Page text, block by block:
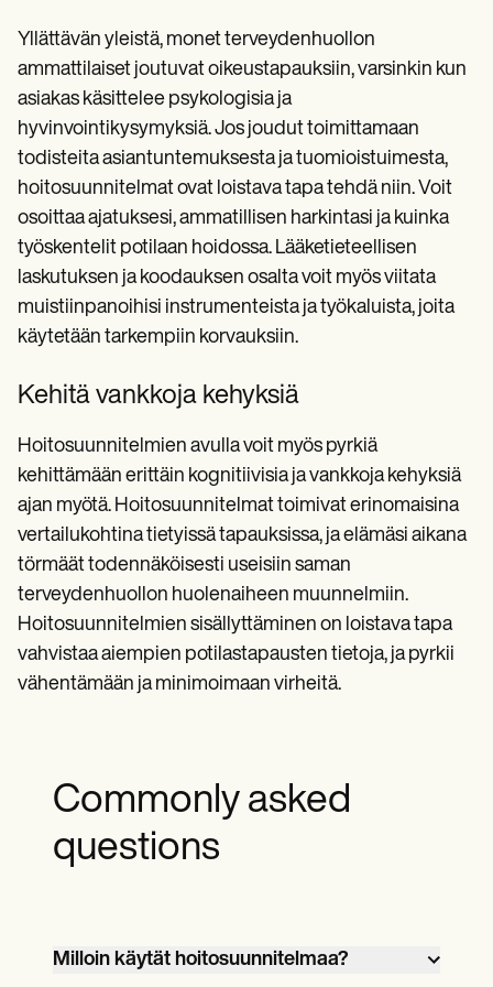
Yllättävän yleistä, monet terveydenhuollon
ammattilaiset joutuvat oikeustapauksiin, varsinkin kun
asiakas käsittelee psykologisia ja
hyvinvointikysymyksiä. Jos joudut toimittamaan
todisteita asiantuntemuksesta ja tuomioistuimesta,
hoitosuunnitelmat ovat loistava tapa tehdä niin. Voit
osoittaa ajatuksesi, ammatillisen harkintasi ja kuinka
työskentelit potilaan hoidossa. Lääketieteellisen
laskutuksen ja koodauksen osalta voit myös viitata
muistiinpanoihisi instrumenteista ja työkaluista, joita
käytetään tarkempiin korvauksiin.
Kehitä vankkoja kehyksiä
Hoitosuunnitelmien avulla voit myös pyrkiä
kehittämään erittäin kognitiivisia ja vankkoja kehyksiä
ajan myötä. Hoitosuunnitelmat toimivat erinomaisina
vertailukohtina tietyissä tapauksissa, ja elämäsi aikana
törmäät todennäköisesti useisiin saman
terveydenhuollon huolenaiheen muunnelmiin.
Hoitosuunnitelmien sisällyttäminen on loistava tapa
vahvistaa aiempien potilastapausten tietoja, ja pyrkii
vähentämään ja minimoimaan virheitä.
Commonly asked
questions
Milloin käytät hoitosuunnitelmaa?